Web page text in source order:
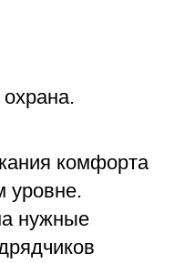
комфорта
уровне.
нужные